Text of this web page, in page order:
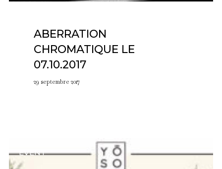
ABERRATION
CHROMATIQUE LE
07.10.2017
29 septembre 2017
EVENT